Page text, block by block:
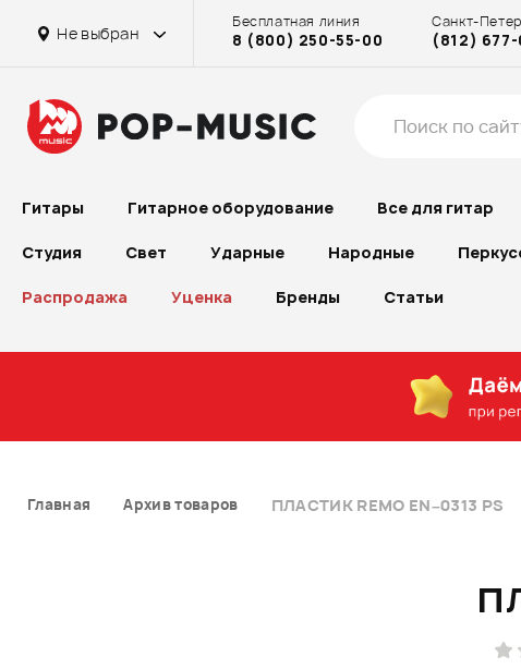
Не выбран
Бесплатная линия
8 (800) 250-55-00
Санкт-
(812)
Гитары Гитарное оборудование Все для гитар
Студия Свет Ударные Народные
Распродажа Уценка Бренды Статьи
Главная Архив товаров ПЛАСТИК REMO EN–0313 PS